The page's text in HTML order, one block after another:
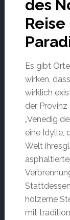
des
Es gibt
wirken,
wirklich
der Provinz
„Venedig
eine Idylle,
Welt
hölzerne
mit